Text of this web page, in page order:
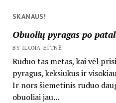
SKANAUS!
Obuolių pyragas po
BY ILONA-EITNĖ
Ruduo tas metas, kai vėl
pyragus, keksiukus ir
Ir nors šiemetinis ruduo
obuoliai jau...